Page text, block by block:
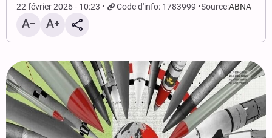
22 février 2026 - 10:23 Code d'info: 1783999 Source:ABNA